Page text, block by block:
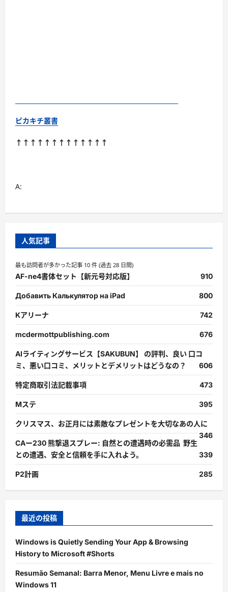
ピカキチ叢書
↑↑↑↑↑↑↑↑↑↑↑↑↑
A:
人気記事
最も訪問者が多かった記事 10 件 (過去 28 日間)
AF-ne4書体セット【新元号対応版】 910
Добавить Калькулятор на iPad 800
Kアリーナ 742
mcdermottpublishing.com 676
AIライティングサービス【SAKUBUN】 の評判、良い 口コ
ミ、悪い口コミ、メリットとデメリットはどうなの？
606
特定商取引法記載事項 473
Mステ 395
クリスマス、お正月には素敵なプレゼントを大切なあの人に
346
CAー230 熊撃退スプレー: 自然との遭遇時の必需品 野生
との遭遇、安全と信頼を手に入れよう。
339
P2計画 285
最近の投稿
Windows is Quietly Sending Your App & Browsing
History to Microsoft #Shorts
Resumão Semanal: Barra Menor, Menu Livre e mais no
Windows 11